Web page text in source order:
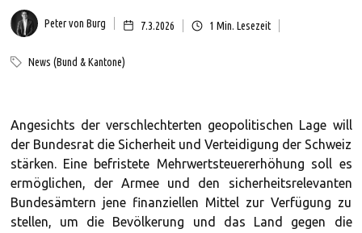
Peter von Burg 7.3.2026 1 Min. Lesezeit
News (Bund & Kantone)
Angesichts der verschlechterten geopolitischen Lage will
der Bundesrat die Sicherheit und Verteidigung der Schweiz
stärken. Eine befristete Mehrwertsteuererhöhung soll es
ermöglichen, der Armee und den sicherheitsrelevanten
Bundesämtern jene finanziellen Mittel zur Verfügung zu
stellen, um die Bevölkerung und das Land gegen die